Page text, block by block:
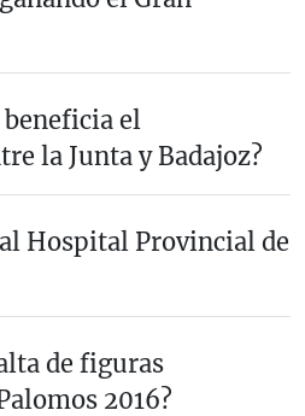
el
la Junta y Badajoz?
Hospital Provincial de
de figuras
2016?